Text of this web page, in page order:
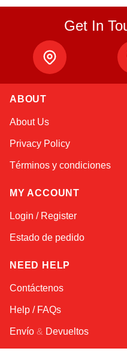
Get In
ABOUT
About Us
Privacy Policy
Términos y condiciones
MY ACCOUNT
Login / Register
Estado de pedido
NEED HELP
Contáctenos
Help / FAQs
Envío & Devueltos